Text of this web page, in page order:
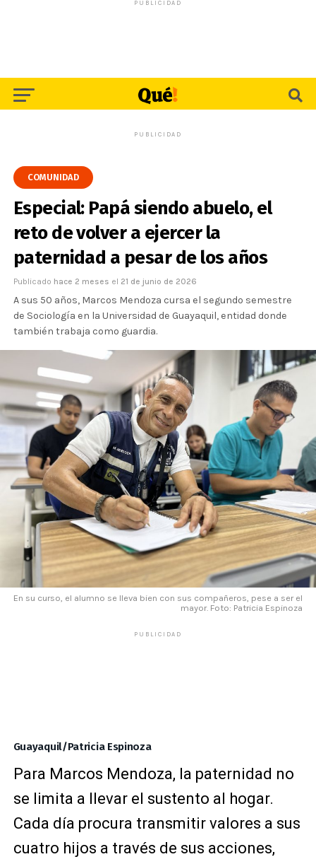
PUBLICIDAD
PUBLICIDAD
COMUNIDAD
Especial: Papá siendo abuelo, el
reto de volver a ejercer la
paternidad a pesar de los años
Publicado hace 2 meses el 21 de junio de 2026
A sus 50 años, Marcos Mendoza cursa el segundo semestre
de Sociología en la Universidad de Guayaquil, entidad donde
también trabaja como guardia.
En su curso, el alumno se lleva bien con sus compañeros, pese a ser el
mayor. Foto: Patricia Espinoza
PUBLICIDAD
Guayaquil/Patricia Espinoza
Para Marcos Mendoza, la paternidad no
se limita a llevar el sustento al hogar.
Cada día procura transmitir valores a sus
cuatro hijos a través de sus acciones,